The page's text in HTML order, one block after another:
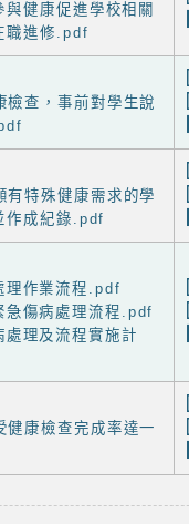
健康促進學校相關
職進修.pdf
查，事前對學生說
特殊健康需求的學
作成紀錄.pdf
理作業流程.pdf
急傷病處理流程.pdf
處理及流程實施計
康檢查完成率達一